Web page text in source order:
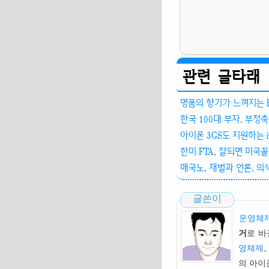
관련 글타래
명품의 향기가 느껴지는
한국 100대 부자, 부정
아이폰 3GS도 지원하는
한미 FTA, 잘되면 미국
매국노, 재벌과 언론, 의
글쓴이
운영체
거 로 바
영체제 ,
의 아